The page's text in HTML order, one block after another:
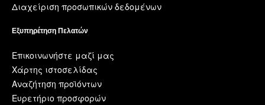
Διαχείριση προσωπικών δεδομένων
Εξυπηρέτηση Πελατών
Επικοινωνήστε μαζί μας
Χάρτης ιστοσελίδας
Αναζήτηση προϊόντων
Ευρετήριο προσφορών